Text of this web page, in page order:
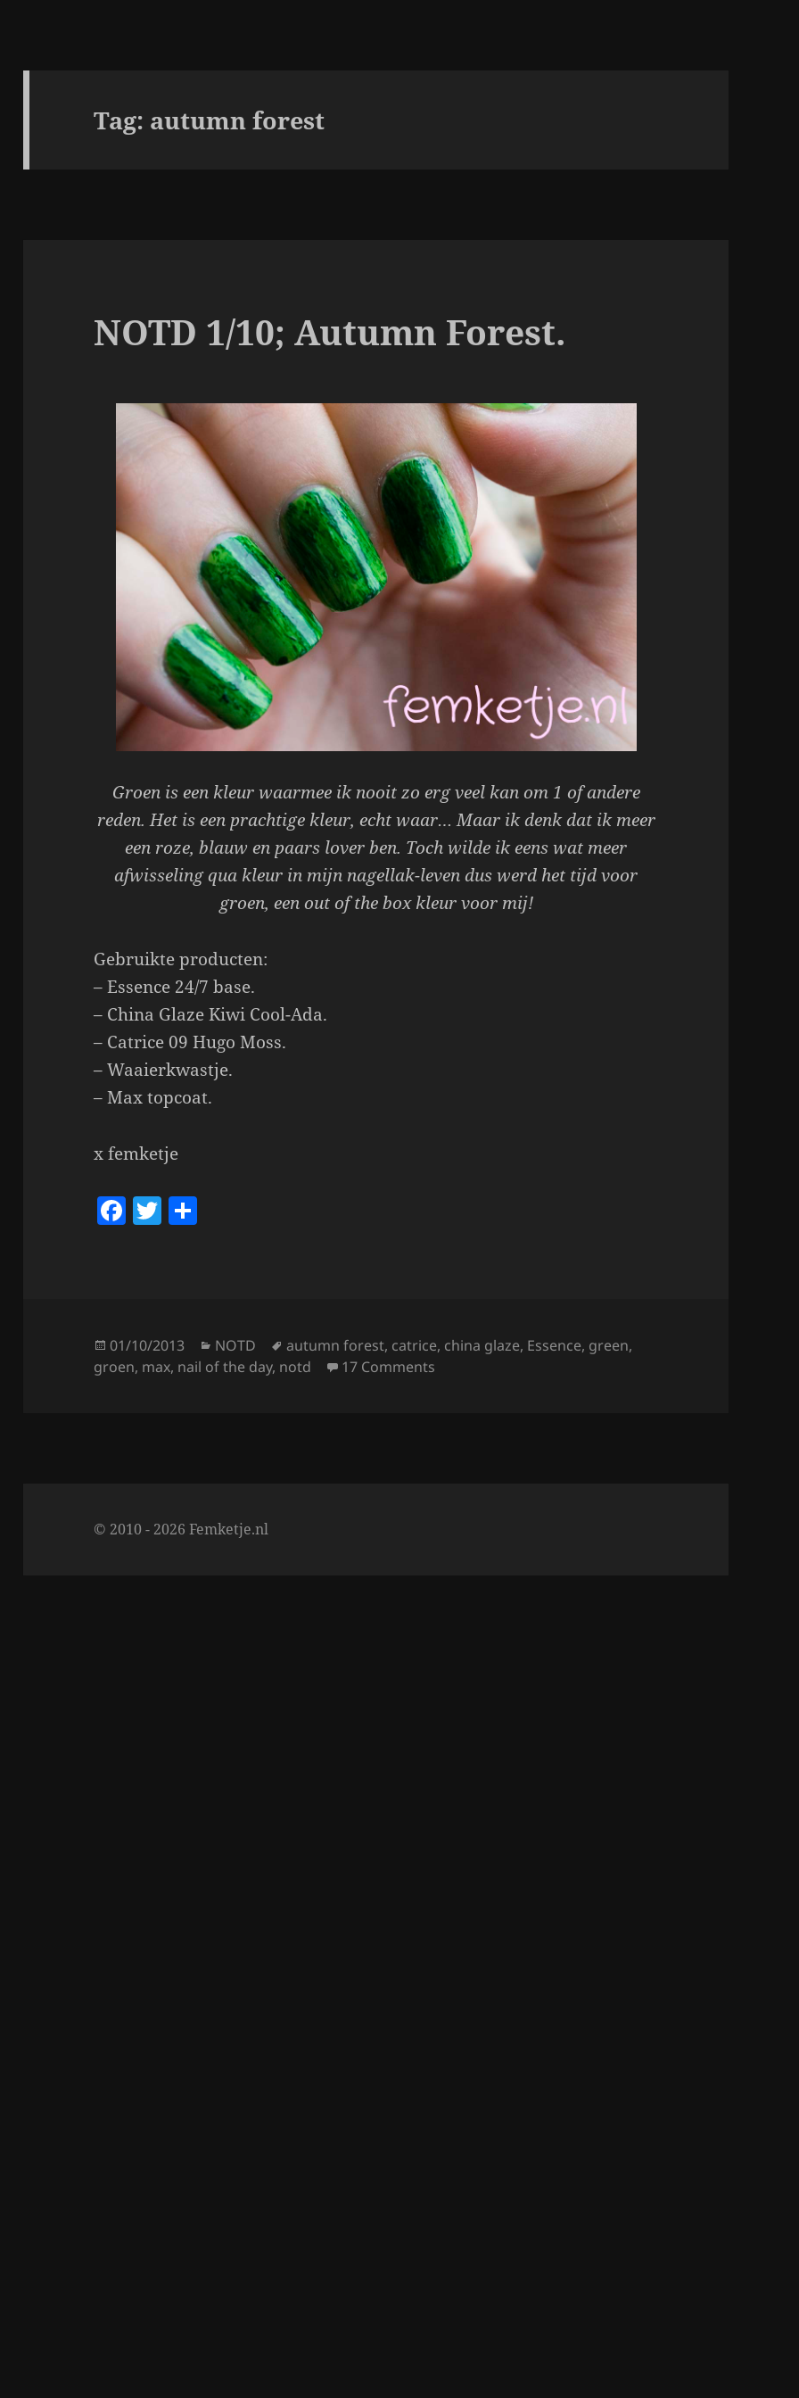
Tag: autumn forest
NOTD 1/10; Autumn Forest.
Groen is een kleur waarmee ik nooit zo erg veel kan om 1 of andere
reden. Het is een prachtige kleur, echt waar… Maar ik denk dat ik meer
een roze, blauw en paars lover ben. Toch wilde ik eens wat meer
afwisseling qua kleur in mijn nagellak-leven dus werd het tijd voor
groen, een out of the box kleur voor mij!
Gebruikte producten:
– Essence 24/7 base.
– China Glaze Kiwi Cool-Ada.
– Catrice 09 Hugo Moss.
– Waaierkwastje.
– Max topcoat.
x femketje
F
o
o
T
Posted
on
01/10/2013 Categories
NOTD Tags
autumn forest, catrice, china glaze, Essence, green,
groen, max, nail of the day, notd 17 Comments
© 2010 - 2026 Femketje.nl